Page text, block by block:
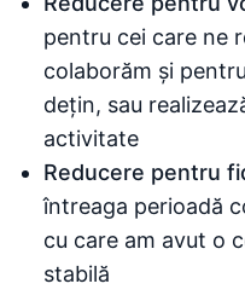
pentru cei care ne
colaborăm și
dețin, sau
activitate
Reducere pentru
întreaga perioadă
cu care am avut o
stabilă